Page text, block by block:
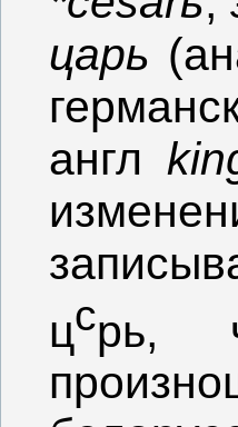
царь
англ
цсрь,